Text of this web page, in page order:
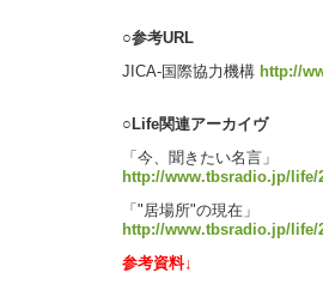
○参考URL
JICA-国際協力機構 http://
○Life関連アーカイヴ
「今、聞きたい名言」
http://www.tbsradio.jp/life/
「"居場所"の現在」
http://www.tbsradio.jp/life/
参考資料↓